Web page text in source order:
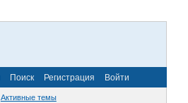
Поиск Регистрация Войти
Активные темы